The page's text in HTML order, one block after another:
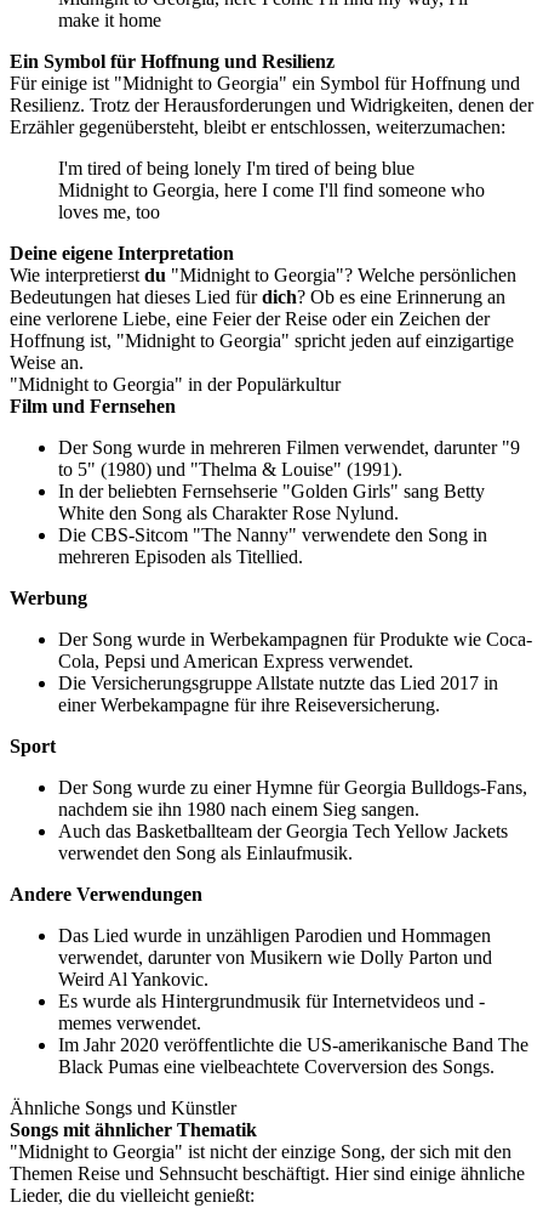
make it home
Ein Symbol für Hoffnung und Resilienz
Für einige ist "Midnight to Georgia" ein Symbol für Hoffnung und
Resilienz. Trotz der Herausforderungen und Widrigkeiten, denen der
Erzähler gegenübersteht, bleibt er entschlossen, weiterzumachen:
I'm tired of being lonely I'm tired of being blue
Midnight to Georgia, here I come I'll find someone who
loves me, too
Deine eigene Interpretation
Wie interpretierst du "Midnight to Georgia"? Welche persönlichen
Bedeutungen hat dieses Lied fürdich? Ob es eine Erinnerung an
eine verlorene Liebe, eine Feier der Reise oder ein Zeichen der
Hoffnung ist, "Midnight to Georgia" spricht jeden auf einzigartige
Weise an.
"Midnight to Georgia" in der Populärkultur
Film und Fernsehen
Der Song wurde in mehreren Filmen verwendet, darunter "9
to 5" (1980) und "Thelma & Louise" (1991).
In der beliebten Fernsehserie "Golden Girls" sang Betty
White den Song als Charakter Rose Nylund.
Die CBS-Sitcom "The Nanny" verwendete den Song in
mehreren Episoden als Titellied.
Werbung
Der Song wurde in Werbekampagnen für Produkte wie Coca-
Cola, Pepsi und American Express verwendet.
Die Versicherungsgruppe Allstate nutzte das Lied 2017 in
einer Werbekampagne für ihre Reiseversicherung.
Sport
Der Song wurde zu einer Hymne für Georgia Bulldogs-Fans,
nachdem sie ihn 1980 nach einem Sieg sangen.
Auch das Basketballteam der Georgia Tech Yellow Jackets
verwendet den Song als Einlaufmusik.
Andere Verwendungen
Das Lied wurde in unzähligen Parodien und Hommagen
verwendet, darunter von Musikern wie Dolly Parton und
Weird Al Yankovic.
Es wurde als Hintergrundmusik für Internetvideos und -
memes verwendet.
Im Jahr 2020 veröffentlichte die US-amerikanische Band The
Black Pumas eine vielbeachtete Coverversion des Songs.
Ähnliche Songs und Künstler
Songs mit ähnlicher Thematik
"Midnight to Georgia" ist nicht der einzige Song, der sich mit den
Themen Reise und Sehnsucht beschäftigt. Hier sind einige ähnliche
Lieder, die du vielleicht genießt: